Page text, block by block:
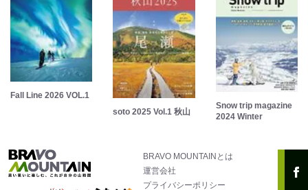
Fall Line 2026 VOL.1
soto 2025 Vol.1 秋山
Snow trip magazine
2024 Winter
BRAVO MOUNTAINとは
運営会社
プライバシーポリシー